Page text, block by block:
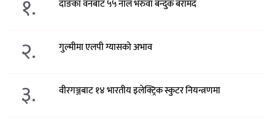
१. दाङका वनबाट ५५ नाल भरुवा बन्दुक बरामद
२. गुल्मीमा एलपी ग्यासको अभाव
३. वीरगञ्जबाट १४ भारतीय इलेक्ट्रिक स्कुटर नियन्त्रणमा